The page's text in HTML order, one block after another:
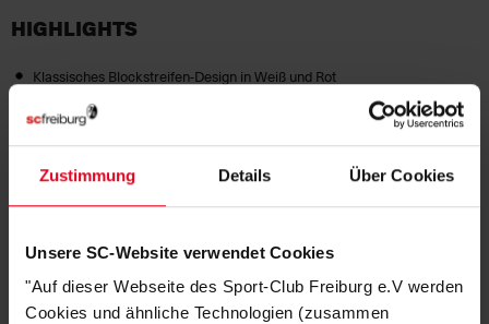
Zustimmung Details Über Cookies
Unsere SC-Website verwendet Cookies
"Auf dieser Webseite des Sport-Club Freiburg e.V werden
Cookies und ähnliche Technologien (zusammen
HIGHLIGHTS
Klassisches Blockstreifen-Design in Weiß und Rot
SCF‑Logodetails an beiden Enden
Weiche Fransen für den typischen Fan-Schal-Look
Angenehm weich und ideal für jede Jahreszeit
Mit diesem Schal setzt du ein Statement – für deinen Verein und für
HERSTELLERANGABEN